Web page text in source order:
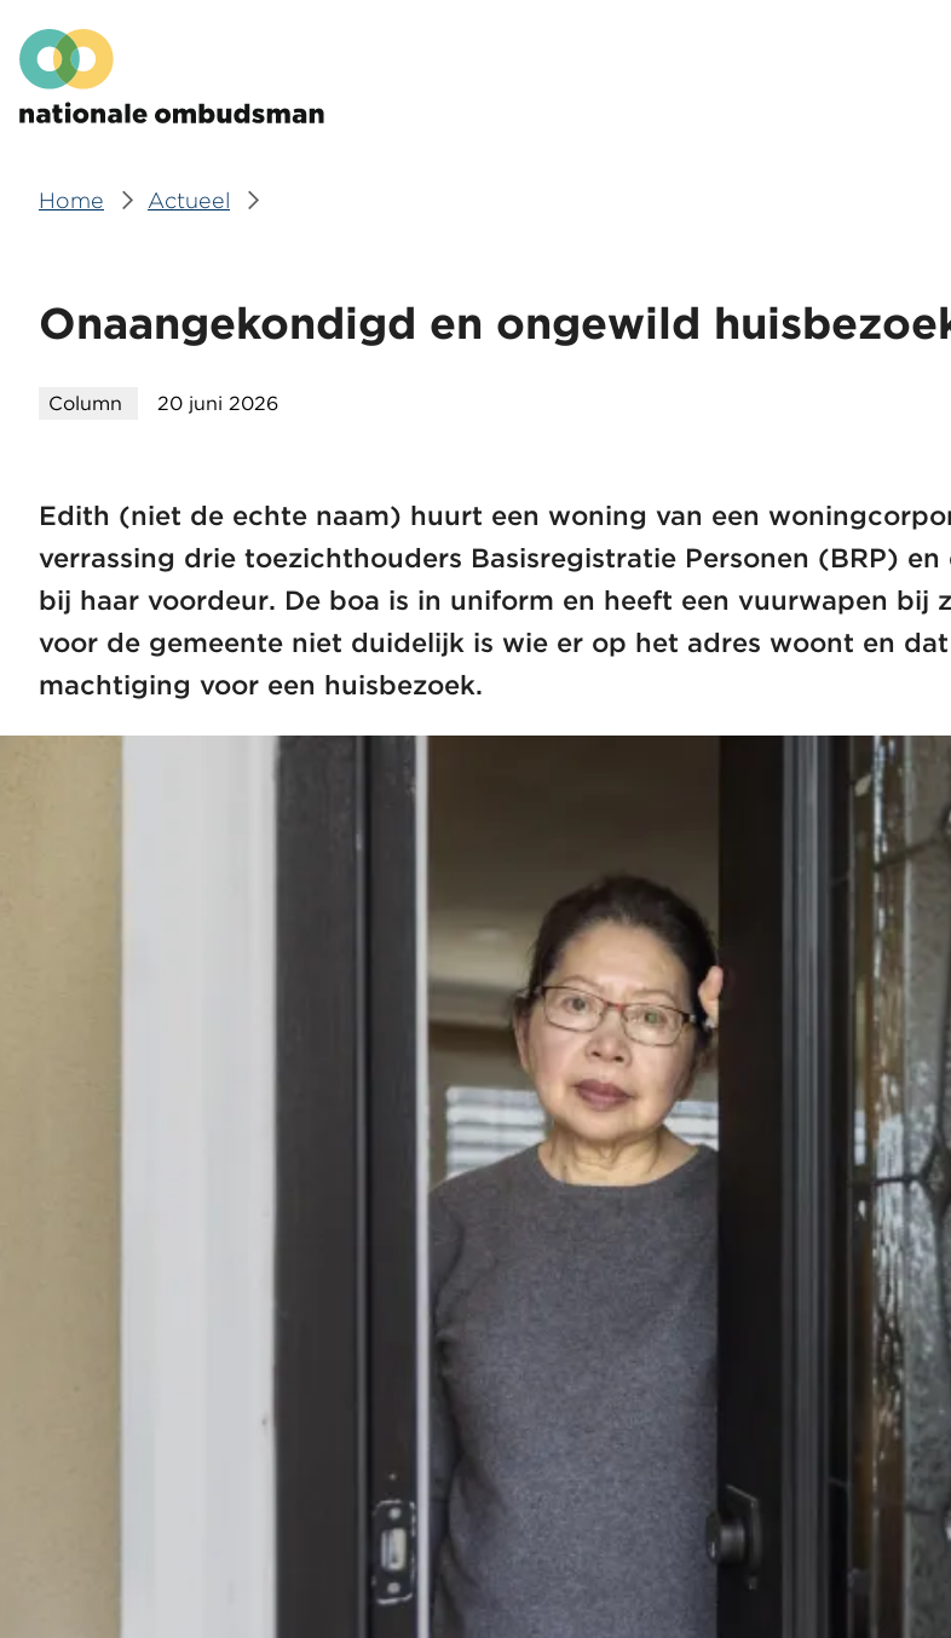
en
naar
de
Hoofdmenu
Home Actueel
Onaangekondigd en ongewild
Column 20 juni 2026
Edith (niet de echte naam) huurt een woning van een
verrassing drie toezichthouders Basisregistratie Personen (BRP)
bij haar voordeur. De boa is in uniform en heeft een vuurwapen bij
voor de gemeente niet duidelijk is wie er op het adres woont en
machtiging voor een huisbezoek.